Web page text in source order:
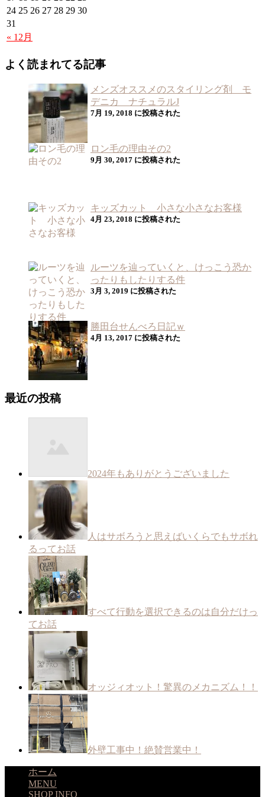
« 12月
24 25 26 27 28 29 30
31
よく読まれてる記事
メンズオススメのスタイリング剤 モ
デニカ ナチュラルJ
7月 19, 2018 に投稿された
ロン毛の理由その2
9月 30, 2017 に投稿された
キッズカット 小さな小さなお客様
4月 23, 2018 に投稿された
ルーツを辿っていくと、けっこう恐か
ったりもしたりする件
3月 3, 2019 に投稿された
勝田台せんべろ日記ｗ
4月 13, 2017 に投稿された
最近の投稿
2024年もありがとうございました
人はサボろうと思えばいくらでもサボれ
るってお話
すべて行動を選択できるのは自分だけっ
てお話
オッジィオット！驚異のメカニズム！！
外壁工事中！絶賛営業中！
ホーム
MENU
SHOP INFO